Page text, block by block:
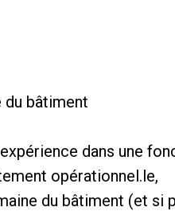
bâtiment
dans une
opérationnel.le,
du bâtiment (et si